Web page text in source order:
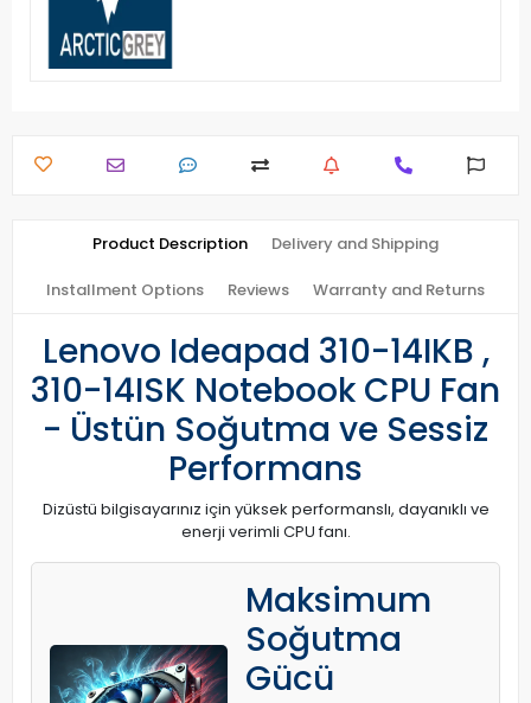
Product Description Delivery and Shipping
Installment Options Reviews Warranty and Returns
Lenovo Ideapad 310-14IKB ,
310-14ISK Notebook CPU Fan
- Üstün Soğutma ve Sessiz
Performans
Dizüstü bilgisayarınız için yüksek performanslı, dayanıklı ve
enerji verimli CPU fanı.
Maksimum
Soğutma
Gücü